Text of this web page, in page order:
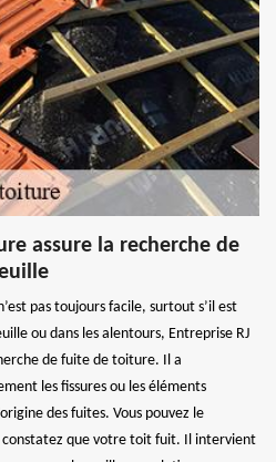
assure la recherche de
pas toujours facile, surtout s’il est
ou dans les alentours, Entreprise RJ
de fuite de toiture. Il a
les fissures ou les éléments
des fuites. Vous pouvez le
constatez que votre toit fuit. Il intervient